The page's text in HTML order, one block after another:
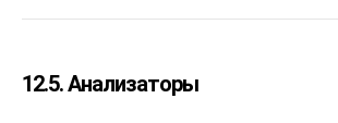
12.5. Анализаторы